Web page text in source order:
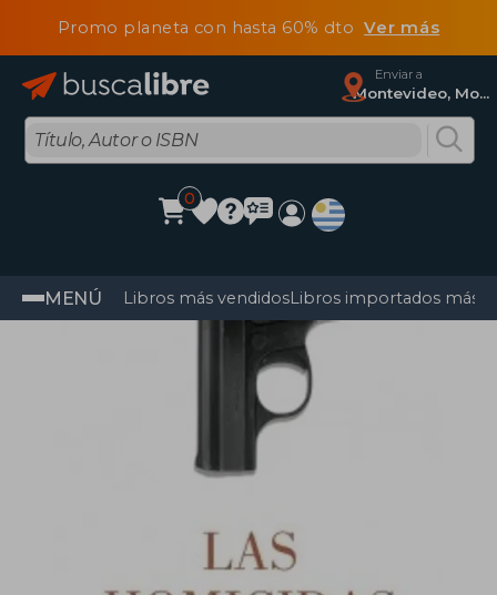
Promo planeta con hasta 60% dtoVer más
Enviar a
Montevideo, Montevideo
0
MENÚ Libros más vendidosLibros importados más